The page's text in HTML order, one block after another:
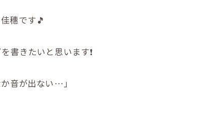
穗です🎵
書きたいと思います❗️
音が出ない…」